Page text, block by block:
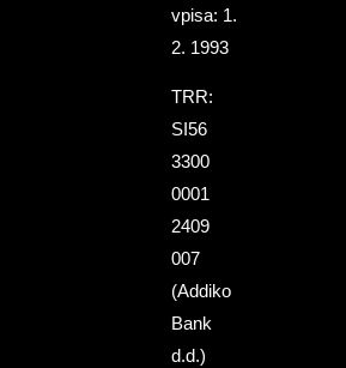
vpisa: 1.
2. 1993
TRR:
SI56
3300
0001
2409
007
(Addiko
Bank
d.d.)